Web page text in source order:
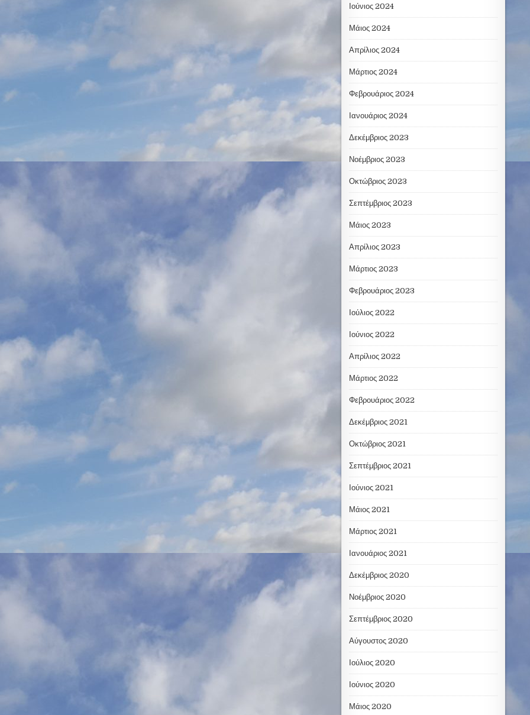
Ιούνιος 2024
Μάιος 2024
Απρίλιος 2024
Μάρτιος 2024
Φεβρουάριος 2024
Ιανουάριος 2024
Δεκέμβριος 2023
Νοέμβριος 2023
Οκτώβριος 2023
Σεπτέμβριος 2023
Μάιος 2023
Απρίλιος 2023
Μάρτιος 2023
Φεβρουάριος 2023
Ιούλιος 2022
Ιούνιος 2022
Απρίλιος 2022
Μάρτιος 2022
Φεβρουάριος 2022
Δεκέμβριος 2021
Οκτώβριος 2021
Σεπτέμβριος 2021
Ιούνιος 2021
Μάιος 2021
Μάρτιος 2021
Ιανουάριος 2021
Δεκέμβριος 2020
Νοέμβριος 2020
Σεπτέμβριος 2020
Αύγουστος 2020
Ιούλιος 2020
Ιούνιος 2020
Μάιος 2020